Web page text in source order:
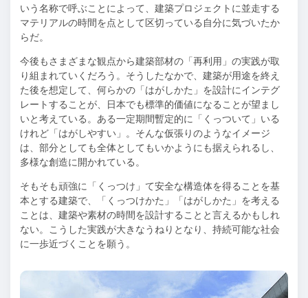
いう名称で呼ぶことによって、建築プロジェクトに並走する
マテリアルの時間を点として区切っている自分に気づいたか
らだ。
今後もさまざまな観点から建築部材の「再利用」の実践が取
り組まれていくだろう。そうしたなかで、建築が用途を終え
た後を想定して、何らかの「はがしかた」を設計にインテグ
レートすることが、日本でも標準的価値になることが望まし
いと考えている。ある一定期間暫定的に「くっついて」いる
けれど「はがしやすい」。そんな仮張りのようなイメージ
は、部分としても全体としてもいかようにも据えられるし、
多様な創造に開かれている。
そもそも頑強に「くっつけ」て安全な構造体を得ることを基
本とする建築で、「くっつけかた」「はがしかた」を考える
ことは、建築や素材の時間を設計することと言えるかもしれ
ない。こうした実践が大きなうねりとなり、持続可能な社会
に一歩近づくことを願う。